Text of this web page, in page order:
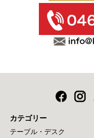
カテゴリー
テーブル・デスク